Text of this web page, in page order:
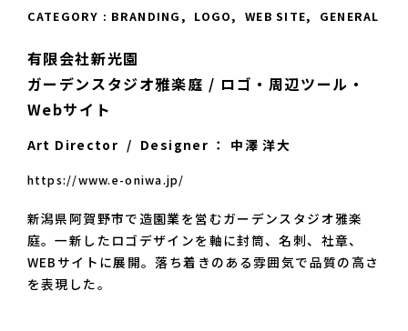
CATEGORY : BRANDING,  LOGO,  WEB SITE,  GENERAL
有限会社新光園
ガーデンスタジオ雅楽庭 / ロゴ・周辺ツール・
Webサイト
Art Director  /  Designer ： 中澤 洋大
https://www.e-oniwa.jp/
新潟県阿賀野市で造園業を営むガーデンスタジオ雅楽
庭。一新したロゴデザインを軸に封筒、名刺、社章、
WEBサイトに展開。落ち着きのある雰囲気で品質の高さ
を表現した。